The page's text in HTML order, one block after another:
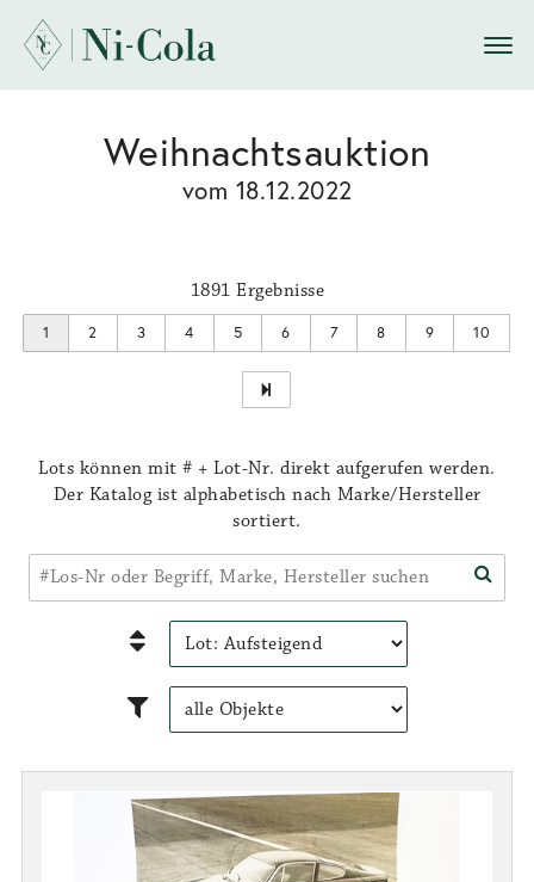
Weihnachtsauktion
vom 18.12.2022
1891 Ergebnisse
1 2 3 4 5 6 7 8 9 10
Lots können mit # + Lot-Nr. direkt aufgerufen werden.
Der Katalog ist alphabetisch nach Marke/Hersteller
sortiert.